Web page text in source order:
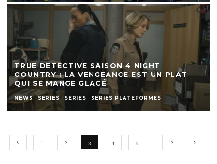
TRUE DETECTIVE SAISON 4 NIGHT
COUNTRY : LA VENGEANCE EST UN PLAT
QUI SE MANGE GLACÉ
NEWS SERIES SERIES SERIES PLATEFORMES
1 2 3 4 5 12